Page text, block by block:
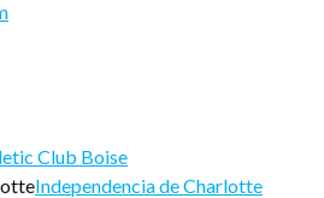
Club Boise
Independencia de Charlotte